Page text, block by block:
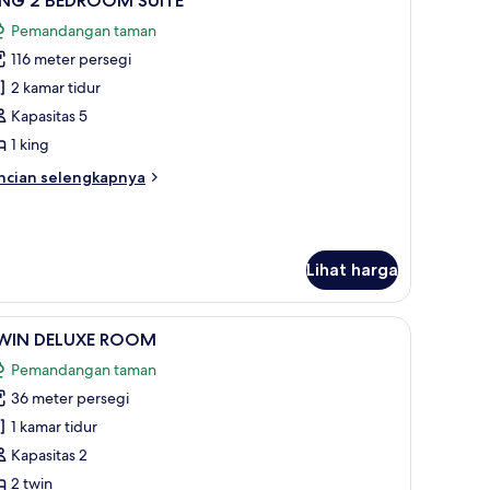
Pemandangan taman
116 meter persegi
2 kamar tidur
Kapasitas 5
1 king
selengkapnya
Lihat harga
ruang kerja ramah laptop, dan tirai kedap cahaya
TWIN DELUXE ROOM | Brankas, meja
5 DELUXE ROOM
Pemandangan taman
36 meter persegi
1 kamar tidur
Kapasitas 2
2 twin